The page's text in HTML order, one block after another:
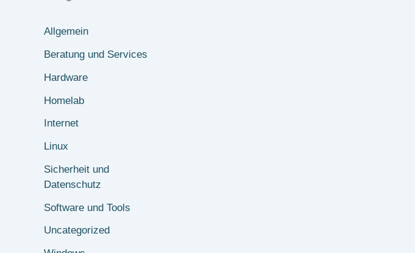
Allgemein
Beratung und Services
Hardware
Homelab
Internet
Linux
Sicherheit und
Datenschutz
Software und Tools
Uncategorized